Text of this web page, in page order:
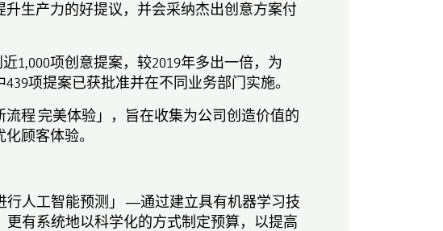
升生产力的好提议，并会采纳杰出创意方案付
近1,000项创意提案，较2019年多出一倍，为
项提案已获批准并在不同业务部门实施。
流程 完美体验」，旨在收集为公司创造价值的
顾客体验。
行人工智能预测」 ―通过建立具有机器学习技
更有系统地以科学化的方式制定预算，以提高